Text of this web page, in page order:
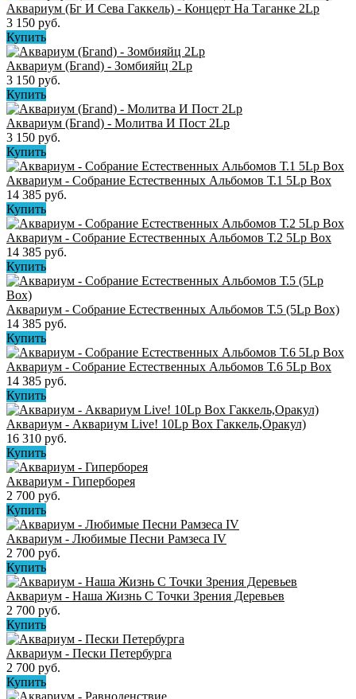
Аквариум (Бг И Сева Гаккель) - Концерт На Таганке 2Lp
3 150 руб.
Купить
Аквариум (Бгand) - Зомбияйц 2Lp
3 150 руб.
Купить
Аквариум (Бгand) - Молитва И Пост 2Lp
3 150 руб.
Купить
Аквариум - Собрание Естественных Альбомов Т.1 5Lp Box
14 385 руб.
Купить
Аквариум - Собрание Естественных Альбомов Т.2 5Lp Box
14 385 руб.
Купить
Аквариум - Собрание Естественных Альбомов Т.5 (5Lp Box)
14 385 руб.
Купить
Аквариум - Собрание Естественных Альбомов Т.6 5Lp Box
14 385 руб.
Купить
Аквариум - Аквариум Live! 10Lp Box Гаккель,Оракул)
16 310 руб.
Купить
Аквариум - Гиперборея
2 700 руб.
Купить
Аквариум - Любимые Песни Рамзеса IV
2 700 руб.
Купить
Аквариум - Наша Жизнь С Точки Зрения Деревьев
2 700 руб.
Купить
Аквариум - Пески Петербурга
2 700 руб.
Купить